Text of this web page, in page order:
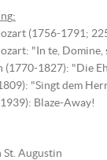
g:
(1756-1791;
"In te,
(1770-1827): "Die
"Singt dem
Blaze-Away!
Augustin